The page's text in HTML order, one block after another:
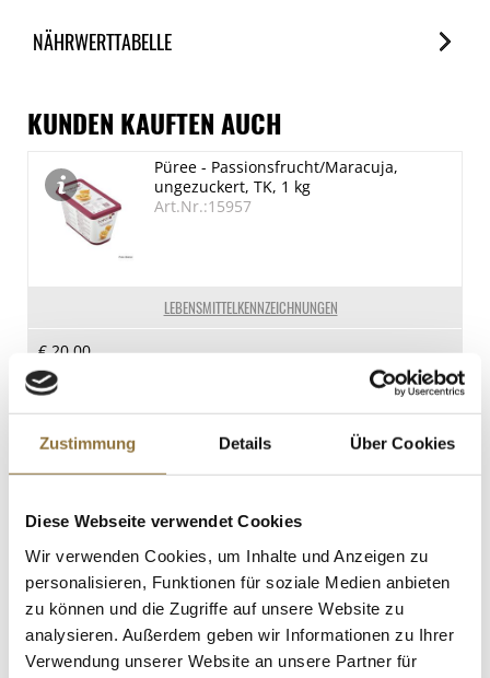
Zustimmung Details Über Cookies
Diese Webseite verwendet Cookies
Wir verwenden Cookies, um Inhalte und Anzeigen zu
personalisieren, Funktionen für soziale Medien anbieten
zu können und die Zugriffe auf unsere Website zu
analysieren. Außerdem geben wir Informationen zu Ihrer
Verwendung unserer Website an unsere Partner für
NÄHRWERTTABELLE
je 100ml
Brennwert
3549 kJ/863 kcal
Fett
92.7 g
davon gesättigte Fettsäuren
6 g
davon Zucker
0.9 g
Eiweiß
0.5 g
KUNDEN KAUFTEN AUCH
LEBENSMITTELKENNZEICHNUNGEN
Püree - Passionsfrucht/Maracuja,
ungezuckert, TK, 1 kg
Art.Nr.:15957
€ 20,00
St.
LEBENSMITTELKENNZEICHNUNGEN
Trüffel-Hohlkugeln,
Läderach, 1,644 kg, 567 St
€ 108,05